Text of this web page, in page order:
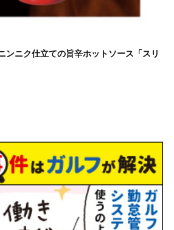
ンニク仕立ての旨辛ホットソース「スリ